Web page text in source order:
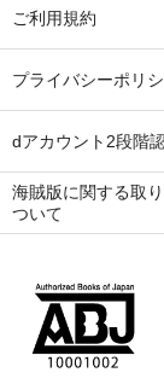
ご利用規約
プライバシーポリ
dアカウント2段階
海賊版に関する取
ついて